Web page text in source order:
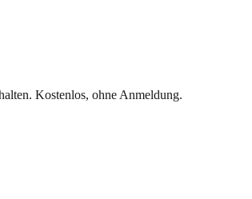
Kostenlos, ohne Anmeldung.